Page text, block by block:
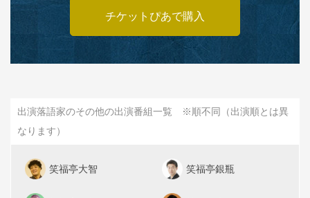
チケットぴあで購入
出演落語家のその他の出演番組一覧 ※順不同（出演順とは異
なります）
笑福亭大智 笑福亭銀瓶